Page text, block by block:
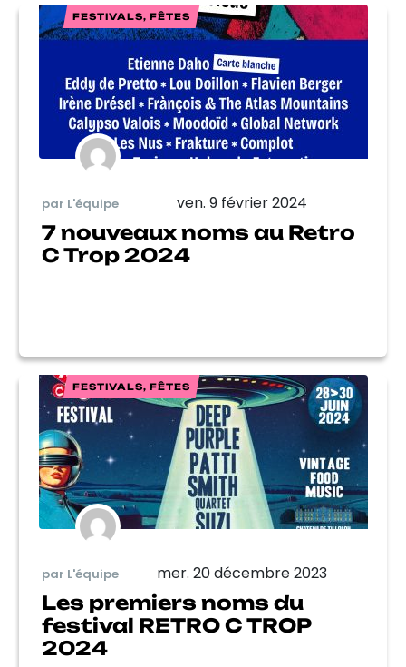
FESTIVALS, FÊTES
par L'équipe ven. 9 février 2024
7 nouveaux noms au Retro
C Trop 2024
FESTIVALS, FÊTES
par L'équipe mer. 20 décembre 2023
Les premiers noms du
festival RETRO C TROP
2024